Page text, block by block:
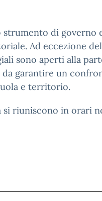
di governo
Ad eccezione
sono aperti alla
garantire un
e territorio.
riuniscono in orari